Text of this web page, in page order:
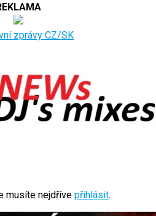
zprávy CZ/SK
musíte nejdříve přihlásit.